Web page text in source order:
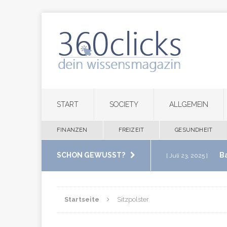
START SOCIETY ALLGEMEIN
FINANZEN FREIZEIT GESUNDHEIT
SCHON GEWUSST? [ Juli 23, 2025 ]
im eigenen
Startseite Sitzpolster